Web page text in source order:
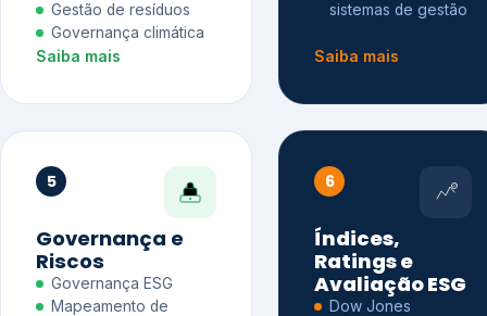
Gestão de resíduos
Governança climática
Saiba mais
sistemas de gestão
Saiba mais
5
Governança e
Riscos
Governança ESG
Mapeamento de
6
Índices,
Ratings e
Avaliação ESG
Dow Jones